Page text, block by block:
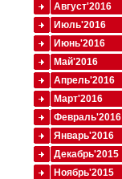
Август'2016
Июль'2016
Июнь'2016
Май'2016
Апрель'2016
Март'2016
Февраль'2016
Январь'2016
Декабрь'2015
Ноябрь'2015